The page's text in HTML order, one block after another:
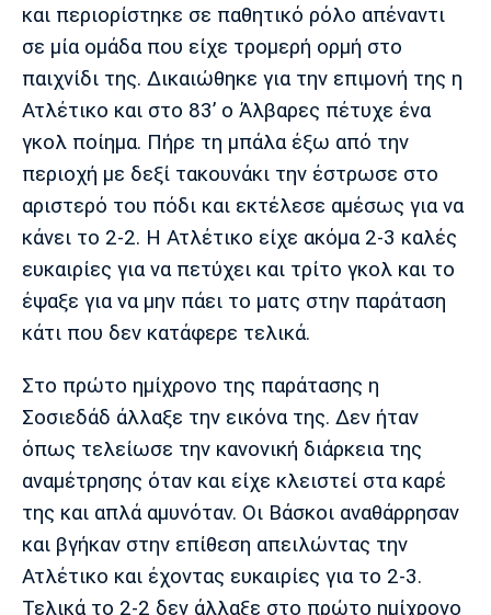
και περιορίστηκε σε παθητικό ρόλο απέναντι
σε μία ομάδα που είχε τρομερή ορμή στο
παιχνίδι της. Δικαιώθηκε για την επιμονή της η
Ατλέτικο και στο 83’ ο Άλβαρες πέτυχε ένα
γκολ ποίημα. Πήρε τη μπάλα έξω από την
περιοχή με δεξί τακουνάκι την έστρωσε στο
αριστερό του πόδι και εκτέλεσε αμέσως για να
κάνει το 2-2. Η Ατλέτικο είχε ακόμα 2-3 καλές
ευκαιρίες για να πετύχει και τρίτο γκολ και το
έψαξε για να μην πάει το ματς στην παράταση
κάτι που δεν κατάφερε τελικά.
Στο πρώτο ημίχρονο της παράτασης η
Σοσιεδάδ άλλαξε την εικόνα της. Δεν ήταν
όπως τελείωσε την κανονική διάρκεια της
αναμέτρησης όταν και είχε κλειστεί στα καρέ
της και απλά αμυνόταν. Οι Βάσκοι αναθάρρησαν
και βγήκαν στην επίθεση απειλώντας την
Ατλέτικο και έχοντας ευκαιρίες για το 2-3.
Τελικά το 2-2 δεν άλλαξε στο πρώτο ημίχρονο